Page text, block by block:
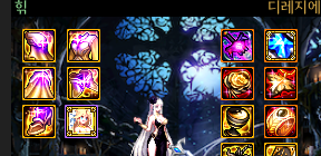
힊 디레지에
>